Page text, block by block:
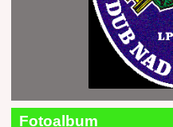
Fotoalbum